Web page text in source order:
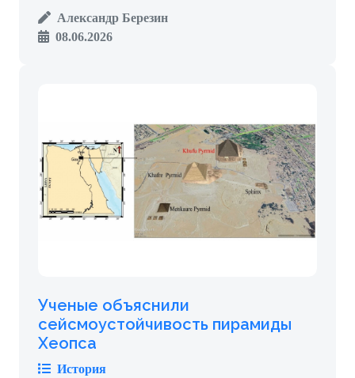
Александр Березин
08.06.2026
Ученые объяснили
сейсмоустойчивость пирамиды
Хеопса
История